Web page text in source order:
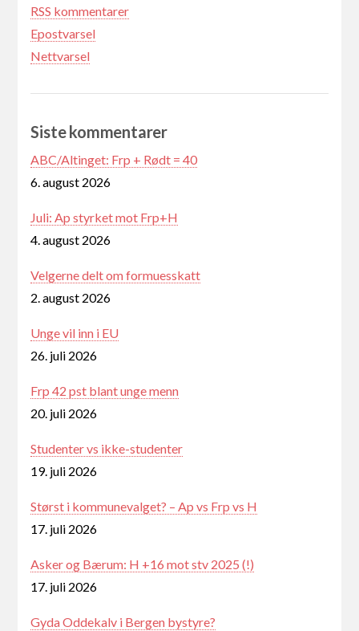
RSS kommentarer
Epostvarsel
Nettvarsel
Siste kommentarer
ABC/Altinget: Frp + Rødt = 40
6. august 2026
Juli: Ap styrket mot Frp+H
4. august 2026
Velgerne delt om formuesskatt
2. august 2026
Unge vil inn i EU
26. juli 2026
Frp 42 pst blant unge menn
20. juli 2026
Studenter vs ikke-studenter
19. juli 2026
Størst i kommunevalget? – Ap vs Frp vs H
17. juli 2026
Asker og Bærum: H +16 mot stv 2025 (!)
17. juli 2026
Gyda Oddekalv i Bergen bystyre?